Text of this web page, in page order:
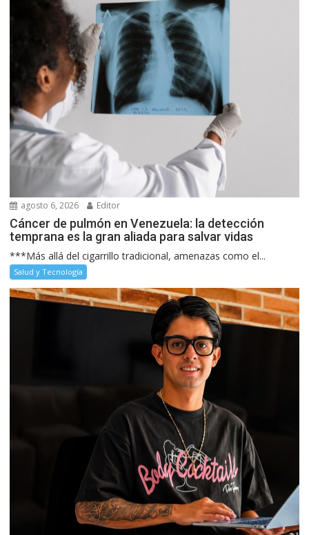
agosto 6, 2026 Editor
Cáncer de pulmón en Venezuela: la detección
temprana es la gran aliada para salvar vidas
***Más allá del cigarrillo tradicional, amenazas como el...
Salud y Tecnología